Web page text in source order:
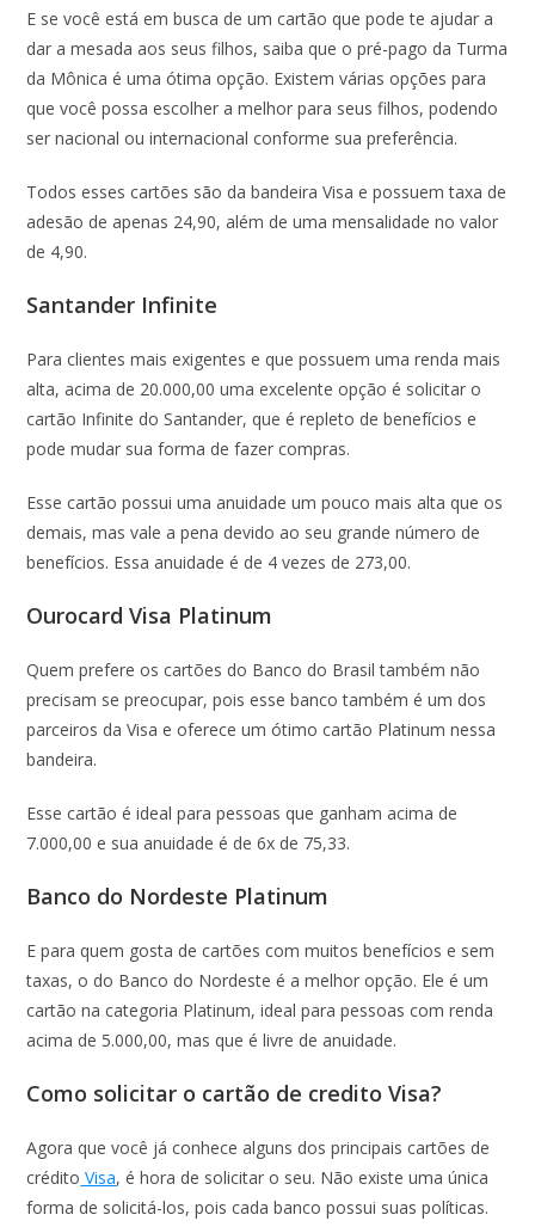
E se você está em busca de um cartão que pode te ajudar a
dar a mesada aos seus filhos, saiba que o pré-pago da Turma
da Mônica é uma ótima opção. Existem várias opções para
que você possa escolher a melhor para seus filhos, podendo
ser nacional ou internacional conforme sua preferência.
Todos esses cartões são da bandeira Visa e possuem taxa de
adesão de apenas 24,90, além de uma mensalidade no valor
de 4,90.
Santander Infinite
Para clientes mais exigentes e que possuem uma renda mais
alta, acima de 20.000,00 uma excelente opção é solicitar o
cartão Infinite do Santander, que é repleto de benefícios e
pode mudar sua forma de fazer compras.
Esse cartão possui uma anuidade um pouco mais alta que os
demais, mas vale a pena devido ao seu grande número de
benefícios. Essa anuidade é de 4 vezes de 273,00.
Ourocard Visa Platinum
Quem prefere os cartões do Banco do Brasil também não
precisam se preocupar, pois esse banco também é um dos
parceiros da Visa e oferece um ótimo cartão Platinum nessa
bandeira.
Esse cartão é ideal para pessoas que ganham acima de
7.000,00 e sua anuidade é de 6x de 75,33.
Banco do Nordeste Platinum
E para quem gosta de cartões com muitos benefícios e sem
taxas, o do Banco do Nordeste é a melhor opção. Ele é um
cartão na categoria Platinum, ideal para pessoas com renda
acima de 5.000,00, mas que é livre de anuidade.
Como solicitar o cartão de credito Visa?
Agora que você já conhece alguns dos principais cartões de
crédito Visa, é hora de solicitar o seu. Não existe uma única
forma de solicitá-los, pois cada banco possui suas políticas.